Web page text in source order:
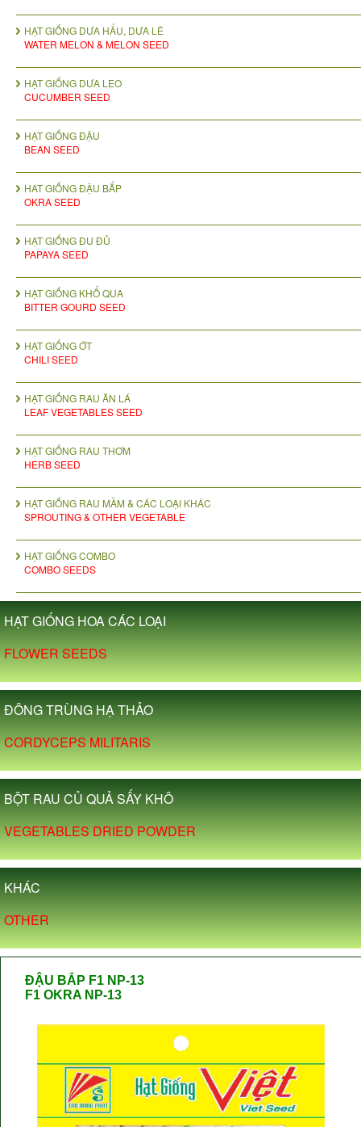
HẠT GIỐNG DƯA HẤU, DƯA LÊ
WATER MELON & MELON SEED
HẠT GIỐNG DƯA LEO
CUCUMBER SEED
HẠT GIỐNG ĐẬU
BEAN SEED
HAT GIỐNG ĐẬU BẮP
OKRA SEED
HẠT GIỐNG ĐU ĐỦ
PAPAYA SEED
HẠT GIỐNG KHỔ QUA
BITTER GOURD SEED
HẠT GIỐNG ỚT
CHILI SEED
HẠT GIỐNG RAU ĂN LÁ
LEAF VEGETABLES SEED
HẠT GIỐNG RAU THƠM
HERB SEED
HẠT GIỐNG RAU MẦM & CÁC LOẠI KHÁC
SPROUTING & OTHER VEGETABLE
HẠT GIỐNG COMBO
COMBO SEEDS
HẠT GIỐNG HOA CÁC LOẠI
FLOWER SEEDS
ĐÔNG TRÙNG HẠ THẢO
CORDYCEPS MILITARIS
BỘT RAU CỦ QUẢ SẤY KHÔ
VEGETABLES DRIED POWDER
KHÁC
OTHER
ĐẬU BẮP F1 NP-13
F1 OKRA NP-13